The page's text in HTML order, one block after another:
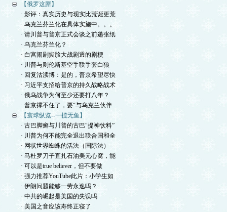
【俄罗这厮】
· 影评：真实历史与现实比荒诞更荒
· 乌克兰芬兰化在具体实施中。。。
· 请川普与普京正式会谈之前递张纸
· 乌克兰芬兰化？
· 白宫闹剧撕脸大战剧透的剧梗
· 川普与则伦斯基空手联手套白狼
· 回复沽渎博：是的，普京希望尽快
· 习近平支招给普京的持久战略战术
· 俄乌战争为何至少还要打八年？
· 普京撑不住了，要“与乌克兰伙伴
【寰球纵览--一揽无鱼】
· 古巴脚癣与川普的古巴"提神饮料”
· 川普为何不能完全退出联合国和全
· 网状世界蜘蛛的活法（国际法）
· 马杜罗刀子直扎石油美元心窝，能
· 可以是true believer，但不要做
· 强力推荐YouTube此片：小学生如
· 伊朗问题能够一劳永逸吗？
· 中共的崛起是美国的失误吗
· 美国之音应该寿终正寝了